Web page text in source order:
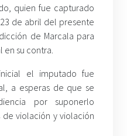
quien fue capturado
de abril del presente
de Marcala para
en su contra.
el imputado fue
a esperas de que se
por suponerlo
violación y violación